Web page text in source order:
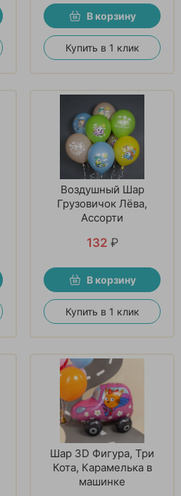
В корзину
Купить в 1 клик
Воздушный Шар
Грузовичок Лёва,
Ассорти
132 ₽
В корзину
Купить в 1 клик
Шар 3D Фигура, Три
Кота, Карамелька в
машинке